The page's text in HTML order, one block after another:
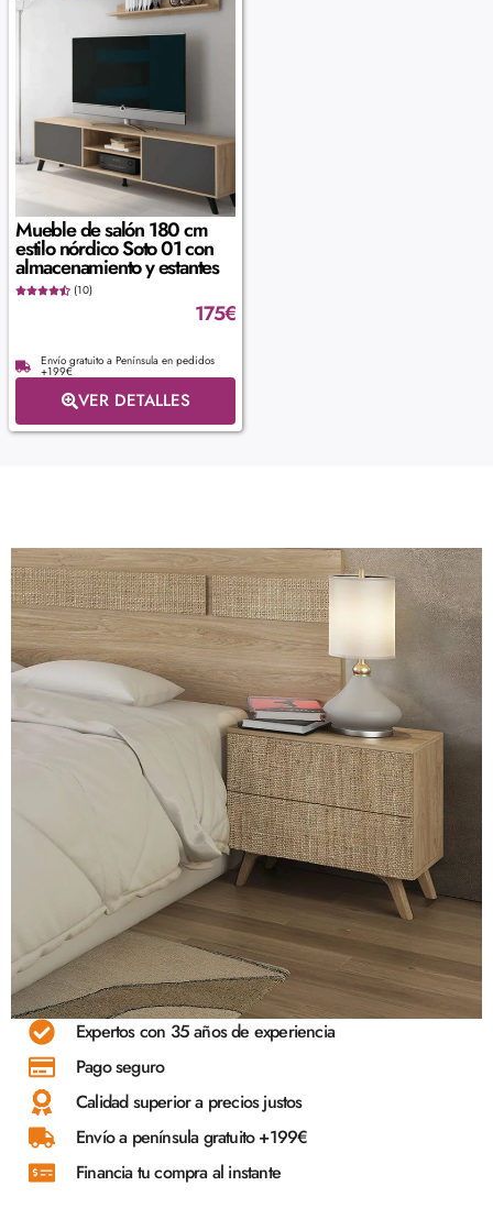
Mueble de salón 180 cm
estilo nórdico Soto 01 con
almacenamiento y estantes
(10)
175€
Envío gratuito a Península en pedidos
+199€
VER DETALLES
Expertos con 35 años de experiencia
Pago seguro
Calidad superior a precios justos
Envío a península gratuito +199€
Financia tu compra al instante